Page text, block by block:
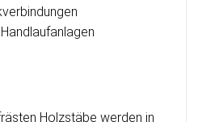
Holzstäbe werden in